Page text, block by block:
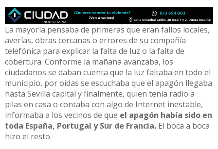
La mayoría pensaba de primeras que eran fallos locales,
averías, obras cercanas o errores de su compañía
telefónica para explicar la falta de luz o la falta de
cobertura. Conforme la mañana avanzaba, los
ciudadanos se daban cuenta que la luz faltaba en todo el
municipio, por oídas se escuchaba que el apagón llegaba
hasta Sevilla capital y finalmente, quien tenía radio a
pilas en casa o contaba con algo de Internet inestable,
informaba a los vecinos de que el apagón había sido en
toda España, Portugal y Sur de Francia. El boca a boca
hizo el resto.